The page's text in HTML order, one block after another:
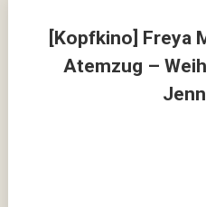
[Kopfkino] Freya
Atemzug –
navigation